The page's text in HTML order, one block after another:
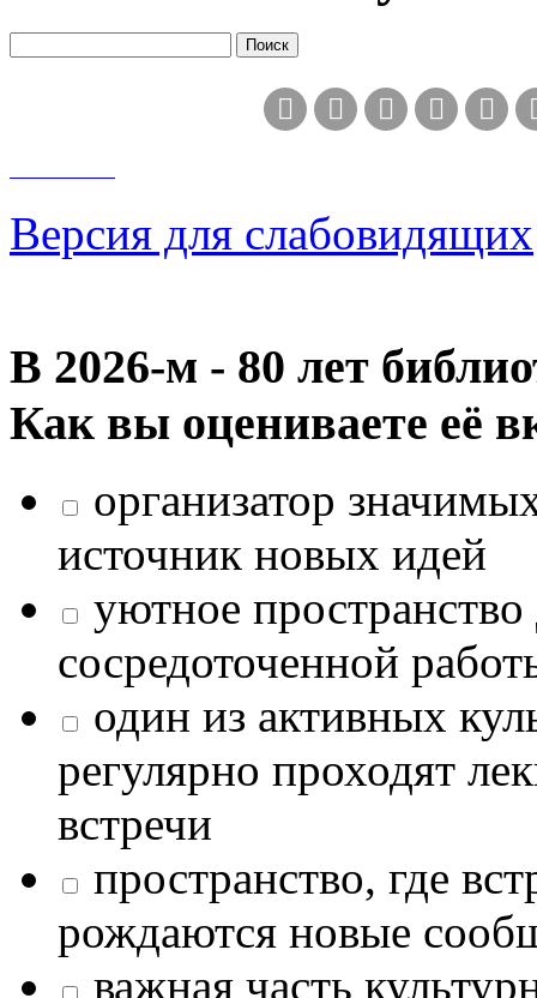
Версия для слабовидящих
В 2026‑м - 80 лет
Как вы оцениваете её
организатор
источник новых идей
уютное
сосредоточенной
один из активных
регулярно проходят
встречи
пространство, где
рождаются новые
важная часть